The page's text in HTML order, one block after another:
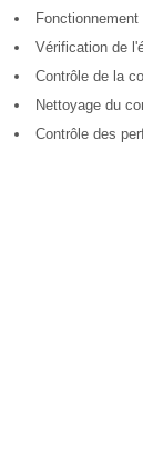
Vérification de
Contrôle de la
Nettoyage du
Contrôle des